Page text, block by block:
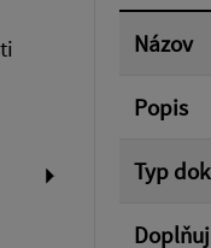
Názov
Popis
Typ